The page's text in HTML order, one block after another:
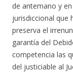
de antemano y
jurisdiccional que
preserva el
garantía del
competencia las
del justiciable al